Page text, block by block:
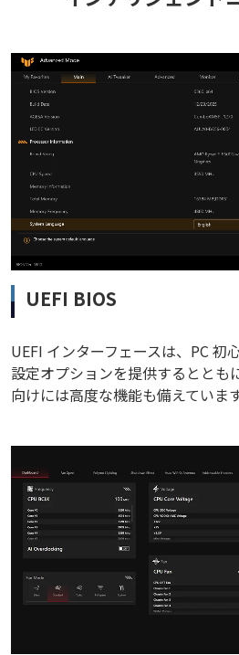
UEFI BIOS
UEFI インターフェースは、PC 初
設定オプションを提供するととも
向けには高度な機能も備えています